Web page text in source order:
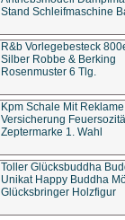
Stand Schleifmaschine
R&b Vorlegebesteck
Silber Robbe & Berking
Rosenmuster 6 Tlg.
Kpm Schale Mit Reklame
Versicherung
Zeptermarke 1. Wahl
Toller Glücksbuddha
Unikat Happy Buddha
Glücksbringer Holzfigur